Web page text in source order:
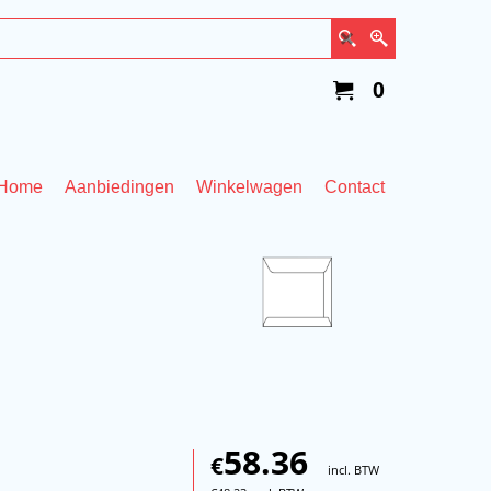
0
Aanbiedingen Winkelwagen Contact
€58.36
incl. BTW